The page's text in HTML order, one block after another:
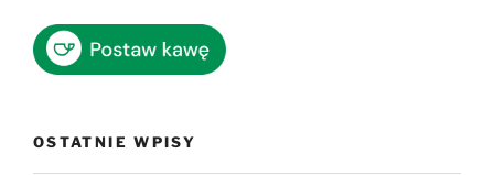
OSTATNIE WPISY